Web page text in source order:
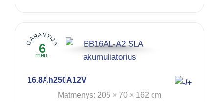
GARANTIJA
6
mėn.
16.8Ah250A12V
Matmenys: 205 × 70 × 162 cm